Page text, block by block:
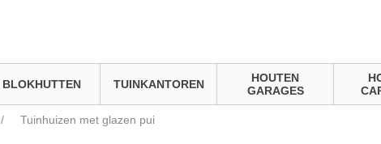
BLOKHUTTEN TUINKANTOREN
HOUTEN
GARAGES
/ Tuinhuizen met glazen pui